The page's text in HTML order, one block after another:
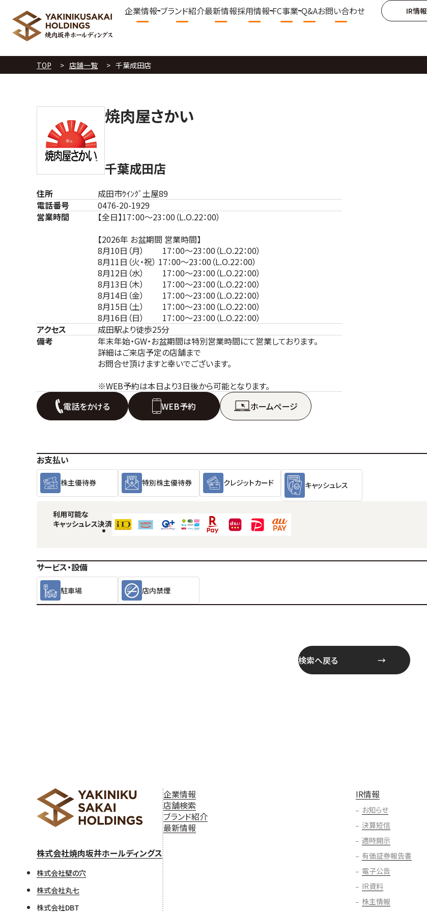
企業情報 ブランド紹介最新情報採用情報 FC事業 Q&Aお問い合わせ IR情報
TOP 店舗一覧 千葉成田店
焼肉屋さかい
千葉成田店
住所
成田市ｳｲﾝｸﾞ土屋89
電話番号
0476-20-1929
営業時間
【全日】17：00～23：00（L.O.22：00）
【2026年 お盆期間 営業時間】
8月10日（月） 17：00～23：00（L.O.22：00）
8月11日（火・祝） 17：00～23：00（L.O.22：00）
8月12日（水） 17：00～23：00（L.O.22：00）
8月13日（木） 17：00～23：00（L.O.22：00）
8月14日（金） 17：00～23：00（L.O.22：00）
8月15日（土） 17：00～23：00（L.O.22：00）
8月16日（日） 17：00～23：00（L.O.22：00）
アクセス
成田駅より徒歩25分
備考
年末年始・GW・お盆期間は特別営業時間にて営業しております。
詳細はご来店予定の店舗まで
お問合せ頂けますと幸いでございます。
※WEB予約は本日より3日後から可能となります。
電話をかける
WEB予約 ホームぺージ
お支払い
株主優待券 特別株主優待券 クレジットカード キャッシュレス
利用可能な
キャッシュレス決済
サービス・設備
駐車場 店内禁煙
検索へ戻る
株式会社焼肉坂井ホールディングス
株式会社壁の穴
株式会社丸七
株式会社DBT
企業情報
店舗検索
ブランド紹介
最新情報
IR情報
お知らせ
決算短信
適時開示
有価証券報告書
電子公告
IR資料
株主情報